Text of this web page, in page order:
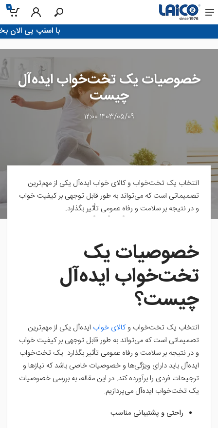
0
!با اسنپ پی الان بخر، تو 4 قسط پرداخت
خصوصیات یک تخت‌خواب ایده‌آل
چیست
1403/05/09 12:00
انتخاب یک تخت‌خواب و کالای خواب ایده‌آل یکی از مهم‌ترین
تصمیماتی است که می‌تواند به طور قابل توجهی بر کیفیت خواب
و در نتیجه بر سلامت و رفاه عمومی تأثیر بگذارد.
خصوصیات یک
تخت‌خواب ایده‌آل
چیست؟
انتخاب یک تخت‌خواب وکالای خواب ایده‌آل یکی از مهم‌ترین
تصمیماتی است که می‌تواند به طور قابل توجهی بر کیفیت خواب
و در نتیجه بر سلامت و رفاه عمومی تأثیر بگذارد. یک تخت‌خواب
ایده‌آل باید دارای ویژگی‌ها و خصوصیات خاصی باشد که نیازها و
ترجیحات فردی را برآورده کند. در این مقاله، به بررسی خصوصیات
یک تخت‌خواب ایده‌آل می‌پردازیم.
راحتی و پشتیبانی مناسب